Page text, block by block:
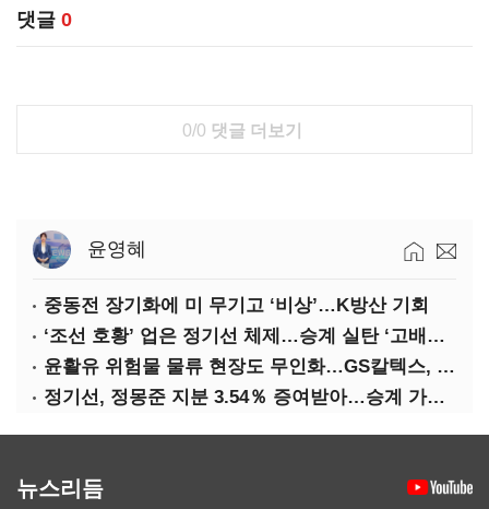
댓글 0
0/0 댓글 더보기
윤영혜
중동전 장기화에 미 무기고 ‘비상’…K방산 기회
‘조선 호황’ 업은 정기선 체제…승계 실탄 ‘고배당’ 주목
윤활유 위험물 물류 현장도 무인화…GS칼텍스, 디지털 전환 가속
정기선, 정몽준 지분 3.54％ 증여받아…승계 가속화
뉴스리듬